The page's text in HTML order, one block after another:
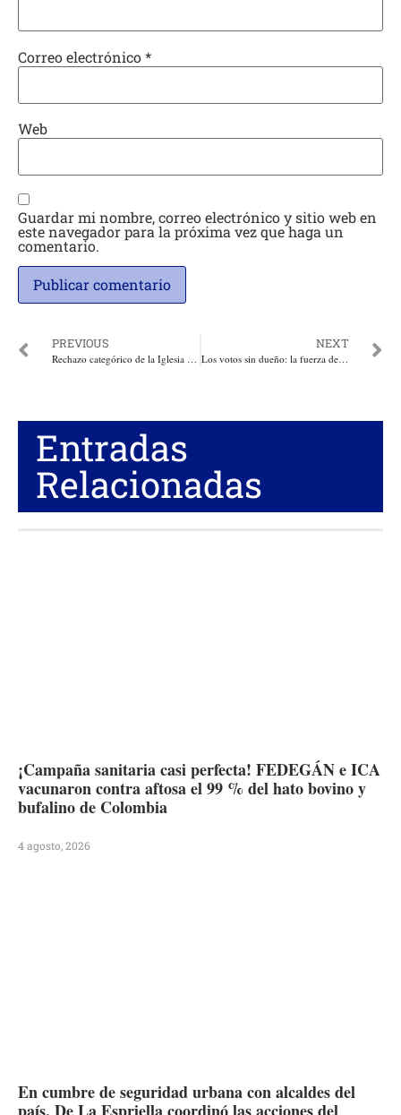
Correo electrónico*
Web
Guardar mi nombre, correo electrónico y sitio web en
este navegador para la próxima vez que haga un
comentario.
PREVIOUS
Rechazo categórico de la Iglesia de Dios Ministerial de Jesucristo Internacional, contra imágenes FALSAS que circulan de la líder mundial y el candidato Cepeda
NEXT
Los votos sin dueño: la fuerza de los que nunca han vivido del Estado. Por: Silverio José Herrera Caraballo
Entradas
Relacionadas
¡Campaña sanitaria casi perfecta! FEDEGÁN e ICA
vacunaron contra aftosa el 99 % del hato bovino y
bufalino de Colombia
4 agosto, 2026
En cumbre de seguridad urbana con alcaldes del